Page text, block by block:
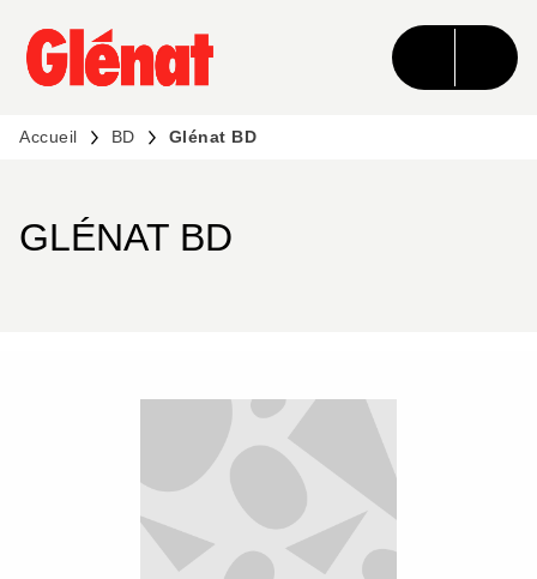
MENU RECHERCHE CONTENU
PIED DE PAGE
Accueil BD Glénat BD
GLÉNAT BD